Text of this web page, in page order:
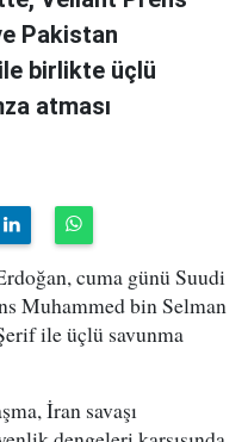
Pakistan
birlikte üçlü
atması
cuma günü Suudi
Muhammed bin Selman
ile üçlü savunma
İran savaşı